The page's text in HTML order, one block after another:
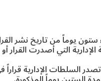
ستون يوماً من تاريخ نشر
التي أصدرت القرار أو
الإدارية قراراً في